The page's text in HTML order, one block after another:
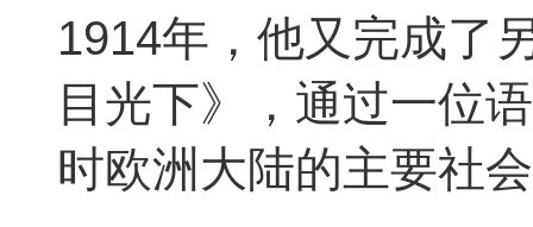
1914年，他又完成了
目光下》，通过一位
时欧洲大陆的主要社